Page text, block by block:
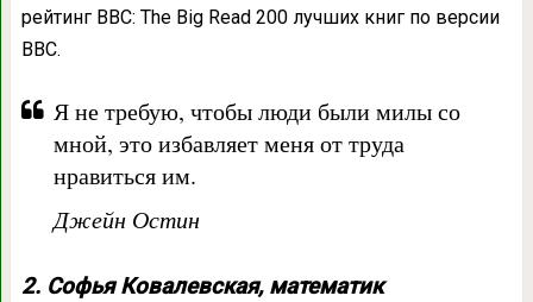
рейтинг BBC: The Big Read 200 лучших книг по версии
BBC.
Я не требую, чтобы люди были милы со
мной, это избавляет меня от труда
нравиться им.
Джейн Остин
2. Софья Ковалевская, математик